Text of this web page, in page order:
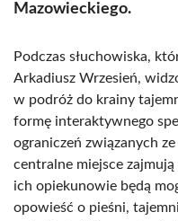
Mazowieckiego.
Podczas słuchowiska,
Arkadiusz Wrzesień,
w podróż do krainy
formę interaktywnego
ograniczeń związanych
centralne miejsce
ich opiekunowie będą
opowieść o pieśni,